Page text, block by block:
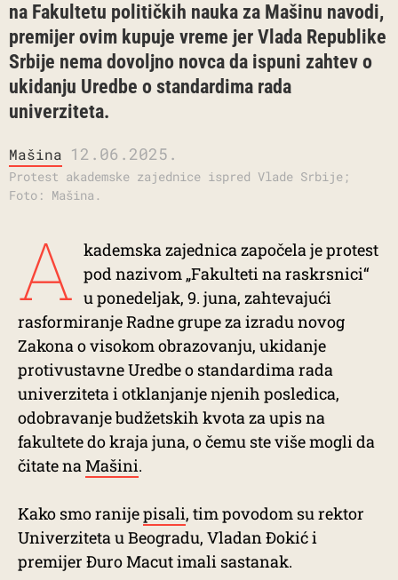
na Fakultetu političkih nauka za Mašinu navodi,
premijer ovim kupuje vreme jer Vlada Republike
Srbije nema dovoljno novca da ispuni zahtev o
ukidanju Uredbe o standardima rada
univerziteta.
Mašina 12.06.2025.
Protest akademske zajednice ispred Vlade Srbije;
Foto: Mašina.
A kademska zajednica započela je protest
pod nazivom „Fakulteti na raskrsnici“
u ponedeljak, 9. juna, zahtevajući
rasformiranje Radne grupe za izradu novog
Zakona o visokom obrazovanju, ukidanje
protivustavne Uredbe o standardima rada
univerziteta i otklanjanje njenih posledica,
odobravanje budžetskih kvota za upis na
fakultete do kraja juna, o čemu ste više mogli da
čitate naMašini.
Kako smo ranijepisali, tim povodom su rektor
Univerziteta u Beogradu, Vladan Đokić i
premijer Đuro Macut imali sastanak.